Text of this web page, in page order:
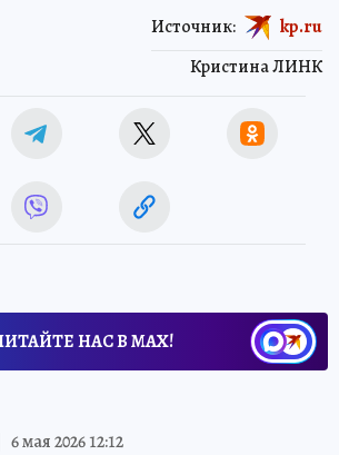
Кристина ЛИНК
Источник: kp.ru
НАС В МАХ!
6 мая 2026 12:12